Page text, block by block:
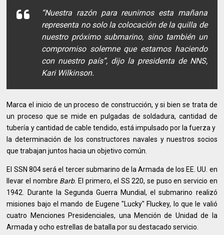
“Nuestra razón para reunirnos esta mañana
representa no solo la colocación de la quilla de
nuestro próximo submarino, sino también un
compromiso solemne que estamos haciendo
con nuestro país”, dijo la presidenta de NNS,
Kari Wilkinson.
Marca el inicio de un proceso de construcción, y si bien se trata de
un proceso que se mide en pulgadas de soldadura, cantidad de
tubería y cantidad de cable tendido, está impulsado por la fuerza y ​​
la determinación de los constructores navales y nuestros socios
que trabajan juntos hacia un objetivo común.
El SSN 804 será el tercer submarino de la Armada de los EE. UU. en
llevar el nombre Barb. El primero, el SS 220, se puso en servicio en
1942. Durante la Segunda Guerra Mundial, el submarino realizó
misiones bajo el mando de Eugene "Lucky" Fluckey, lo que le valió
cuatro Menciones Presidenciales, una Mención de Unidad de la
Armada y ocho estrellas de batalla por su destacado servicio.